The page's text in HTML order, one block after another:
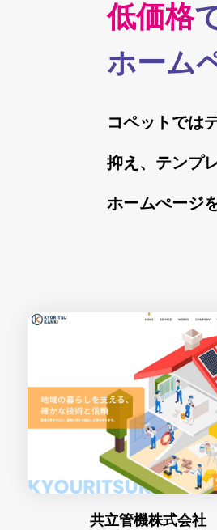
低価格
ホーム
コペットでは
抑え、テンプ
ホームぺージ
共立管機株式会社